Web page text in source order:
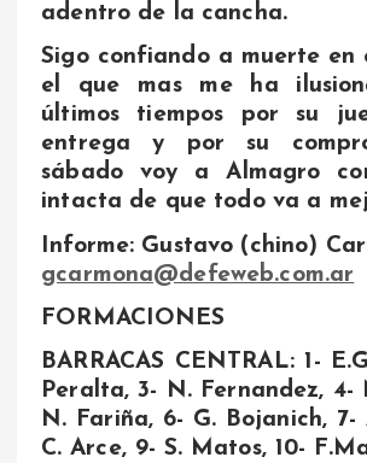
adentro de la cancha.
Sigo confiando a muerte en
el que mas me ha
últimos tiempos por su
entrega y por su
sábado voy a Almagro
intacta de que todo va a
Informe: Gustavo (chino)
gcarmona@defeweb.com.ar
FORMACIONES
BARRACAS CENTRAL: 1-
Peralta, 3- N. Fernandez, 4-
N. Fariña, 6- G. Bojanich,
C. Arce, 9- S. Matos, 10-